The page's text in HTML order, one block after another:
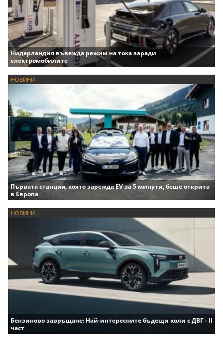
Нидерландия въвежда режим на тока заради
електромобилите
НОВИНИ
Първата станция, която зарежда EV за 5 минути, беше открита
в Европа
НОВИНИ
Бензиново завръщане: Най-интересните бъдещи коли с ДВГ - II
част